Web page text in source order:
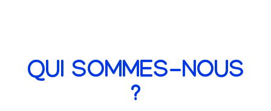
QUI SOMMES-NOUS
?